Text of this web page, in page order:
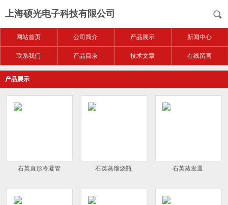
上海硕光电子科技有限公司
网站首页 公司简介 产品展示 新闻中心
联系我们 产品目录 技术文章 在线留言
产品展示
石英直形冷凝管 石英蒸馏烧瓶 石英蒸发皿